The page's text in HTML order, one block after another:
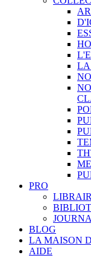
LA
PRO
BLOG
LA MAISON
AIDE